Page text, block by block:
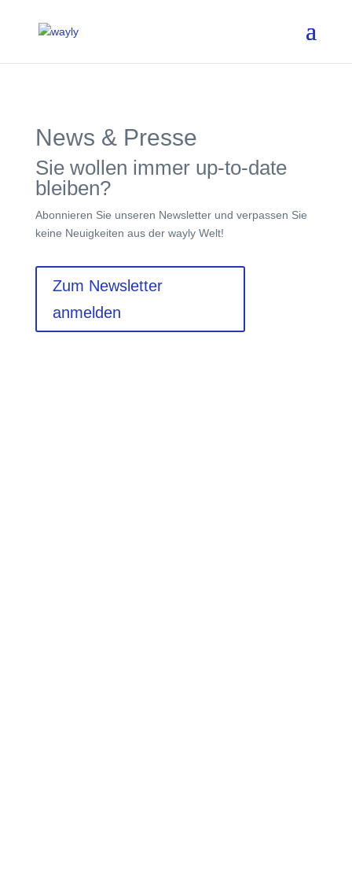
News & Presse
Sie wollen immer up-to-date
bleiben?
Abonnieren Sie unseren Newsletter und verpassen Sie
keine Neuigkeiten aus der wayly Welt!
Zum Newsletter
anmelden